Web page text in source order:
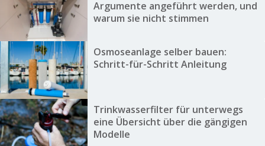
Argumente angeführt werden, und
warum sie nicht stimmen
Osmoseanlage selber bauen:
Schritt-für-Schritt Anleitung
Trinkwasserfilter für unterwegs
eine Übersicht über die gängigen
Modelle